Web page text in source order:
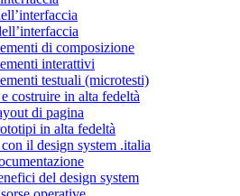
di composizione
interattivi
testuali (microtesti)
costruire in alta fedeltà
di pagina
in alta fedeltà
il design system .italia
del design system